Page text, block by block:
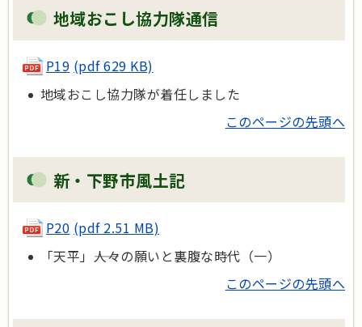
地域おこし協力隊通信
P19 (pdf 629 KB)
地域おこし協力隊が着任しました
このページの先頭へ
新・下野市風土記
P20 (pdf 2.51 MB)
「天平」――人々の願いと裏腹な時代（一）
このページの先頭へ